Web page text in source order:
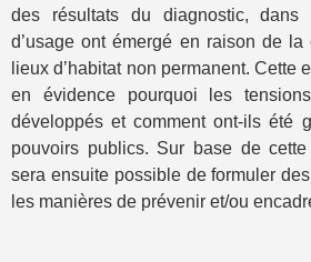
des résultats du diagnostic, dans
d’usage ont émergé en raison de
lieux d’habitat non permanent. Cette
en évidence pourquoi les
développés et comment ont-ils été
pouvoirs publics. Sur base de
sera ensuite possible de formuler
les manières de prévenir et/ou